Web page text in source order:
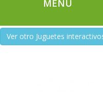
Ver otro Juguetes